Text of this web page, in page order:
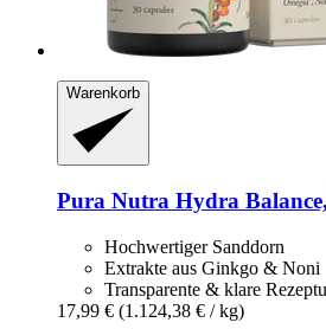
Warenkorb
Pura Nutra Hydra
Hochwertiger Sanddorn
Extrakte aus Ginkgo & Noni
Transparente & klare
17,99 € (1.124,38 € / kg)